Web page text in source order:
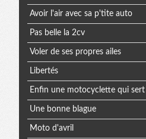
Avoir l'air avec sa p'tite auto
Pas belle la 2cv
Voler de ses propres ailes
Libertés
Enfin une motocyclette qui
Une bonne blague
Moto d'avril